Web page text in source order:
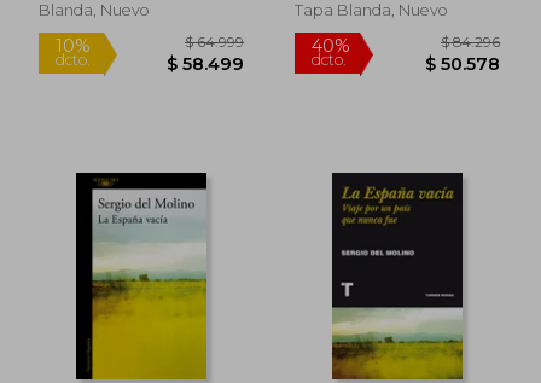
Blanda, Nuevo
10%
dcto.
$ 64.999
$ 58.499
Rápido
Tapa Blanda, Nuevo
40%
dcto.